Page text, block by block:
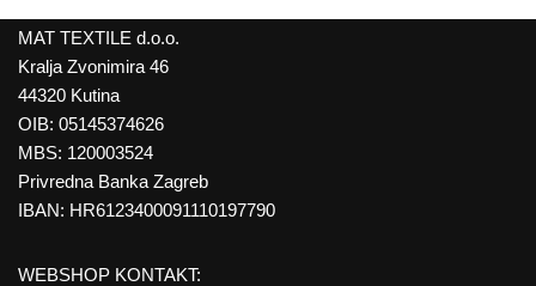
MAT TEXTILE d.o.o.
Kralja Zvonimira 46
44320 Kutina
OIB: 05145374626
MBS: 120003524
Privredna Banka Zagreb
IBAN: HR6123400091110197790
WEBSHOP KONTAKT: